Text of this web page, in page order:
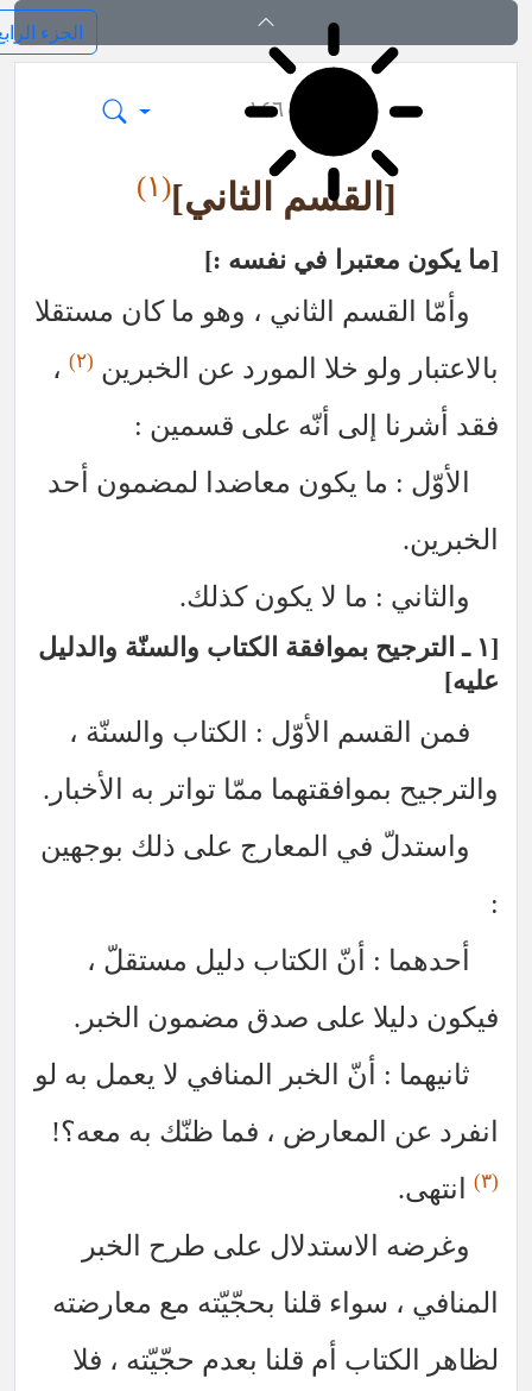
فرائد الاصول (رسائل)
[القسم الثاني](١)
يكون معتبرا في نفسه :
وأمّا القسم الثاني ، وهو ما كان مستقلا
ولو خلا المورد عن الخبرين
،
أشرنا إلى أنّه على قسمين :
الأوّل : ما يكون معاضدا لمضمون أحد
والثاني : ما لا يكون كذلك.
١ ـ الترجيح بموافقة الكتاب والسنّة والدليل
فمن القسم الأوّل : الكتاب والسنّة ،
بموافقتهما ممّا تواتر به الأخبار.
واستدلّ في المعارج على ذلك بوجهين
أحدهما : أنّ الكتاب دليل مستقلّ ،
دليلا على صدق مضمون الخبر.
ثانيهما : أنّ الخبر المنافي لا يعمل به لو
عن المعارض ، فما ظنّك به معه؟!
انتهى.
وغرضه الاستدلال على طرح الخبر
، سواء قلنا بحجّيّته مع معارضته
الكتاب أم قلنا بعدم حجّيّته ، فلا